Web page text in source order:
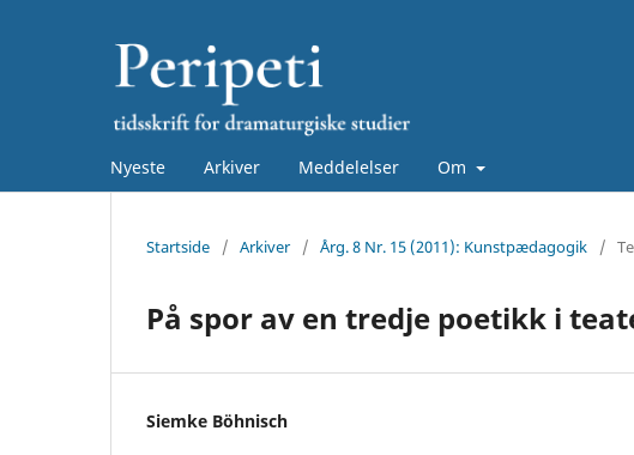
Nyeste Arkiver Meddelelser Om
Startside / Arkiver / Årg. 8 Nr. 15 (2011): Kunstpædagogik /
På spor av en tredje poetikk i
Siemke Böhnisch